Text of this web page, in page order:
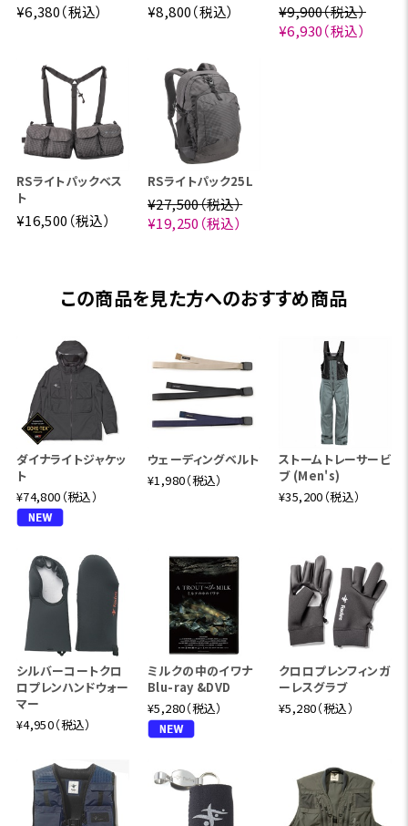
¥6,380（税込） ¥8,800（税込）
¥9,900（税込）
¥6,930（税込）
RSライトパックベス
ト
¥16,500（税込）
RSライトパック25L
¥27,500（税込）
¥19,250（税込）
この商品を見た方へのおすすめ商品
ダイナライトジャケッ
ト
¥74,800（税込）
ウェーディングベルト
¥1,980（税込）
ストームトレーサービ
ブ (Men's)
¥35,200（税込）
シルバーコートクロ
ロプレンハンドウォー
マー
¥4,950（税込）
ミルクの中のイワナ
Blu-ray &DVD
¥5,280（税込）
クロロプレンフィンガ
ーレスグラブ
¥5,280（税込）